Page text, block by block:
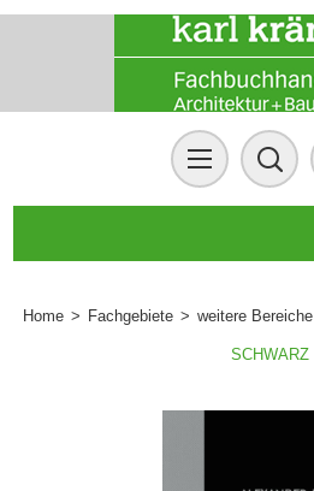
Home > Fachgebiete > weitere Bereiche
SCHWARZ